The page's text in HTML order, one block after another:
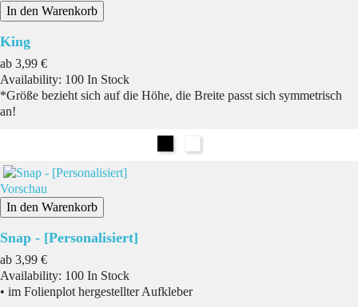
In den Warenkorb
King
ab Preis
3,99 €
Availability: 100 In Stock
*Größe bezieht sich auf die Höhe, die Breite passt sich symmetrisch
an!
Vorschau
In den Warenkorb
Snap - [Personalisiert]
ab Preis
3,99 €
Availability: 100 In Stock
• im Folienplot hergestellter Aufkleber